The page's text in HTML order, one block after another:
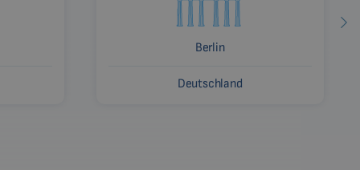
Berlin
Deutschland